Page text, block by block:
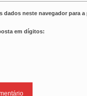
dados neste navegador para
em dígitos: